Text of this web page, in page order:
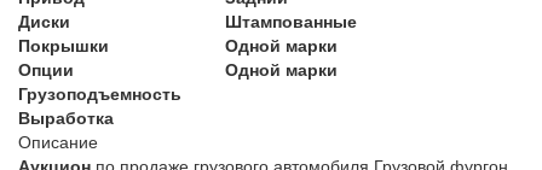
Диски
Штампованные
Покрышки
Одной марки
Опции
Одной марки
Грузоподъемность
Выработка
Описание
Аукцион по продаже грузового автомобиля Грузовой фургон